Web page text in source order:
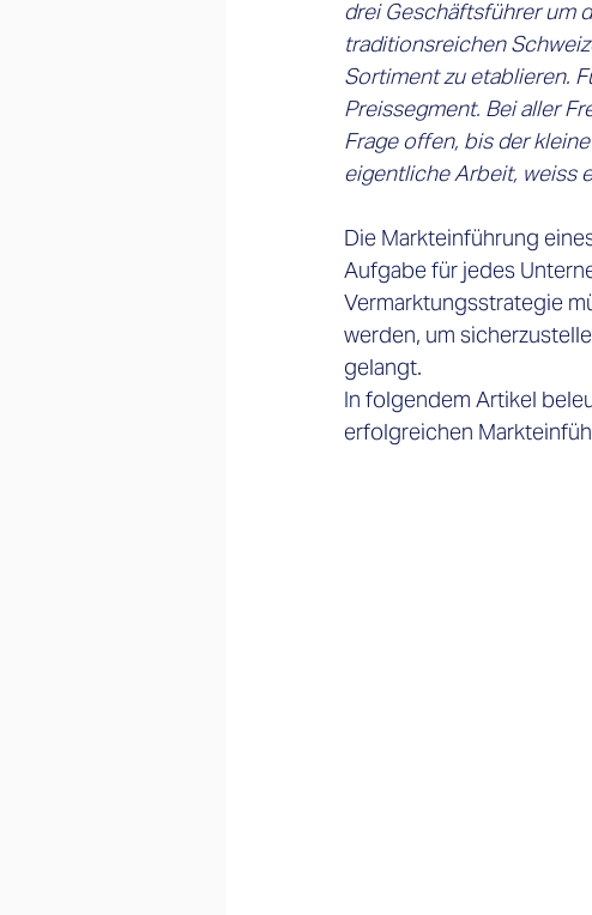
drei Geschäftsführer um
traditionsreichen
Sortiment zu etablieren.
Preissegment. Bei aller
Frage offen, bis der
eigentliche Arbeit, weiss
Die Markteinführung
Aufgabe für jedes
Vermarktungsstrategie
werden, um
gelangt.
In folgendem Artikel
erfolgreichen